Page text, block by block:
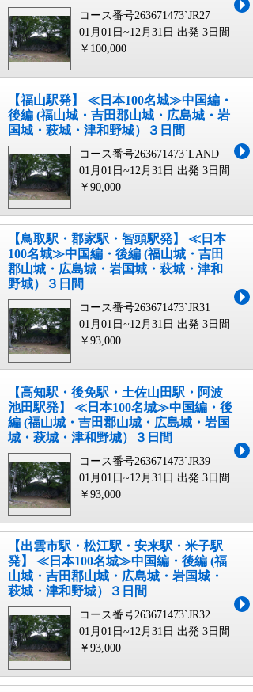
コース番号263671473`JR27
01月01日~12月31日 出発 3日間
￥100,000
【福山駅発】 ≪日本100名城≫中国編・
後編 (福山城・吉田郡山城・広島城・岩
国城・萩城・津和野城）３日間
コース番号263671473`LAND
01月01日~12月31日 出発 3日間
￥90,000
【鳥取駅・郡家駅・智頭駅発】 ≪日本
100名城≫中国編・後編 (福山城・吉田
郡山城・広島城・岩国城・萩城・津和
野城）３日間
コース番号263671473`JR31
01月01日~12月31日 出発 3日間
￥93,000
【高知駅・後免駅・土佐山田駅・阿波
池田駅発】 ≪日本100名城≫中国編・後
編 (福山城・吉田郡山城・広島城・岩国
城・萩城・津和野城）３日間
コース番号263671473`JR39
01月01日~12月31日 出発 3日間
￥93,000
【出雲市駅・松江駅・安来駅・米子駅
発】 ≪日本100名城≫中国編・後編 (福
山城・吉田郡山城・広島城・岩国城・
萩城・津和野城）３日間
コース番号263671473`JR32
01月01日~12月31日 出発 3日間
￥93,000